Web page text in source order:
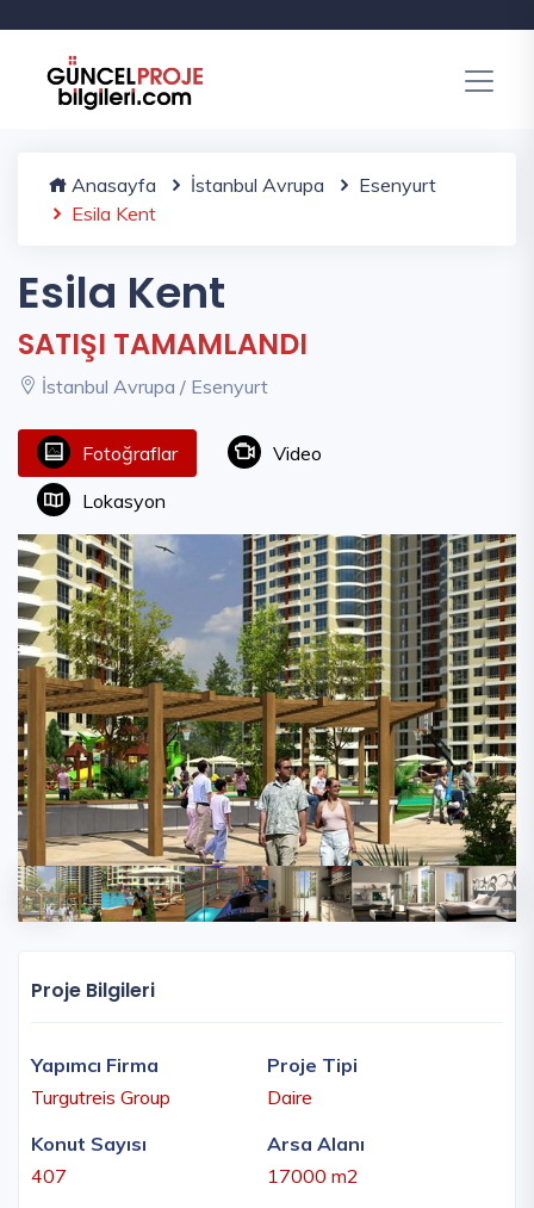
Anasayfa İstanbul Avrupa
Esenyurt
Esila Kent
Esila Kent
SATIŞI TAMAMLANDI
İstanbul Avrupa / Esenyurt
Fotoğraflar
Video
Lokasyon
Proje Bilgileri
Yapımcı Firma
Turgutreis Group
Proje Tipi
Daire
Konut Sayısı
407
Arsa Alanı
17000 m2